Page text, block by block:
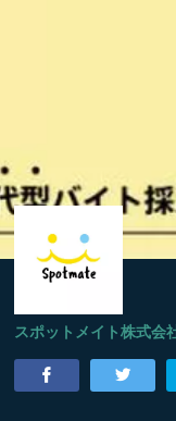
スポットメイト株式会